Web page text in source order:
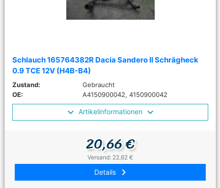
Schlauch 165764382R Dacia Sandero II Schrägheck
0.9 TCE 12V (H4B-B4)
Zustand:
Gebraucht
OE:
A4150900042, 4150900042
Artikelinformationen
20,66 €
Versand: 22,62 €
Details keyboard_arrow_right